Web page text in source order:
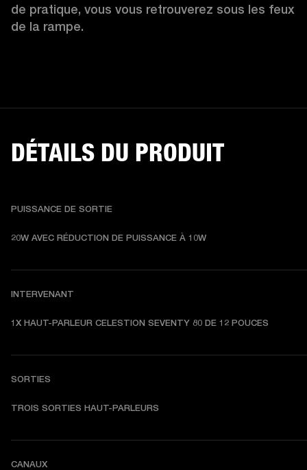
de pratique, vous vous retrouverez sous les feux
de la rampe.
DÉTAILS DU PRODUIT
PUISSANCE DE SORTIE
20W AVEC RÉDUCTION DE PUISSANCE À 10W
INTERVENANT
1X HAUT-PARLEUR CELESTION SEVENTY 80 DE 12 POUCES
SORTIES
TROIS SORTIES HAUT-PARLEURS
CANAUX